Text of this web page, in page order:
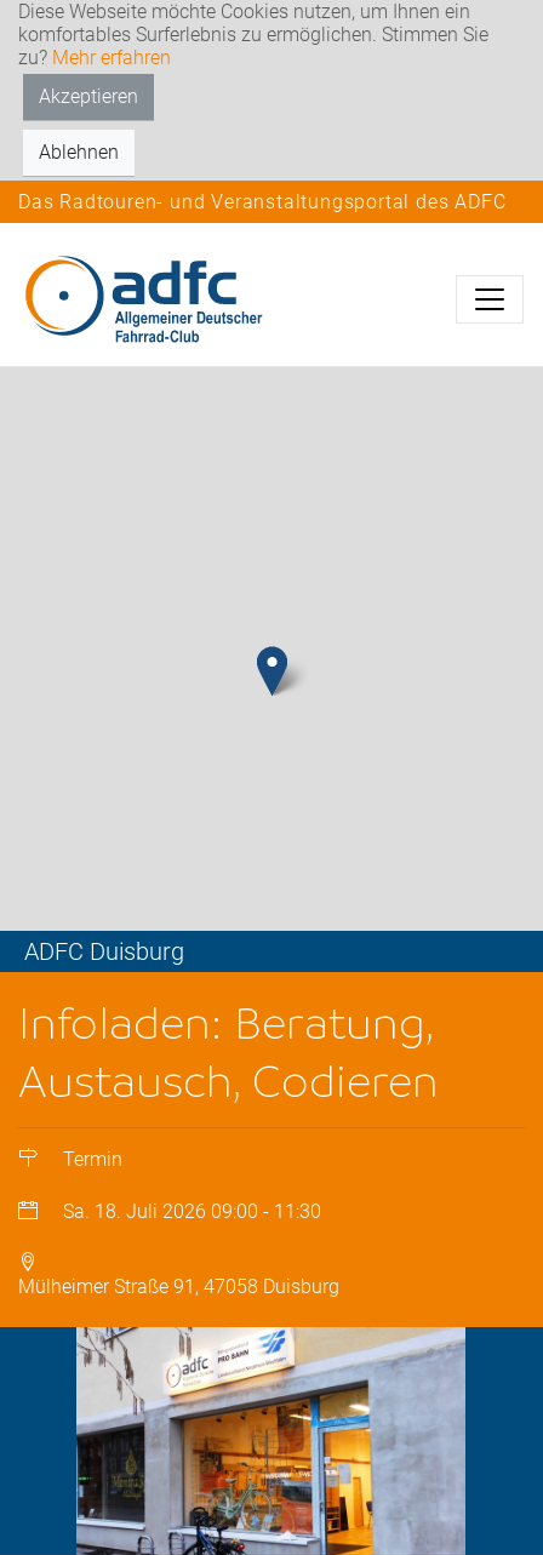
Diese Webseite möchte Cookies nutzen, um Ihnen ein
komfortables Surferlebnis zu ermöglichen. Stimmen Sie
zu? Mehr erfahren
Akzeptieren
Ablehnen
Das Radtouren- und Veranstaltungsportal des ADFC
ADFC Duisburg
Infoladen: Beratung,
Austausch, Codieren
Termin
Sa. 18. Juli 2026 09:00 - 11:30
Mülheimer Straße 91, 47058 Duisburg